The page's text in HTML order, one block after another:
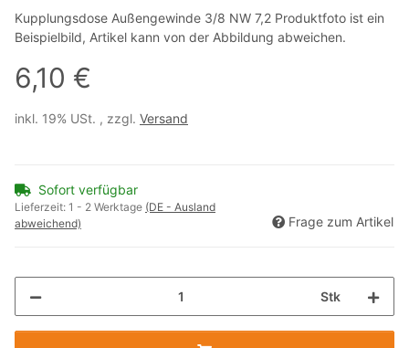
Kupplungsdose Außengewinde 3/8 NW 7,2 Produktfoto ist ein
Beispielbild, Artikel kann von der Abbildung abweichen.
6,10 €
inkl. 19% USt. , zzgl. Versand
Sofort verfügbar
Lieferzeit: 1 - 2 Werktage (DE - Ausland
abweichend)
Frage zum Artikel
Stk